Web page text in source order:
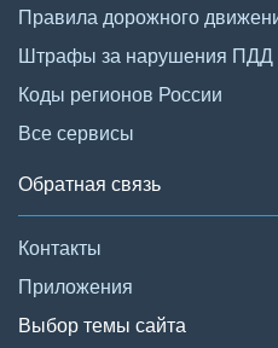
Правила дорожного
Штрафы за нарушения ПДД
Коды регионов России
Все сервисы
Обратная связь
Контакты
Приложения
Выбор темы сайта